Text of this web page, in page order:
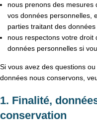
nous prenons des
vos données personnelles,
parties traitant des
nous respectons votre droit
données personnelles si
Si vous avez des questions
données nous conservons,
1. Finalité,
conservation